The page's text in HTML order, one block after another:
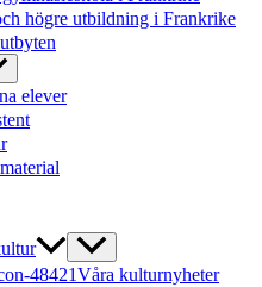
högre utbildning i Frankrike
elever
Våra kulturnyheter